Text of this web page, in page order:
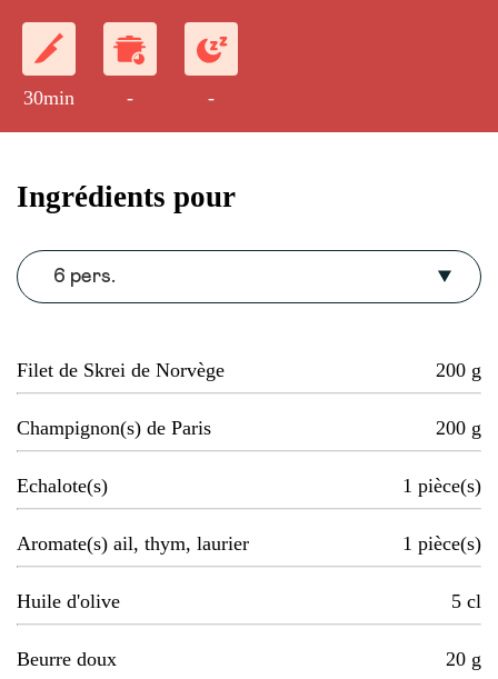
brut puis gonflée à la poêle.
30min - -
Ingrédients pour
6 pers.
Filet de Skrei de Norvège 200 g
Champignon(s) de Paris 200 g
Echalote(s) 1 pièce(s)
Aromate(s) ail, thym, laurier 1 pièce(s)
Huile d'olive 5 cl
Beurre doux 20 g